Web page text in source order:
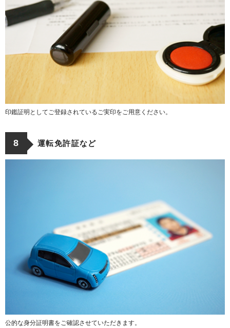
印鑑証明としてご登録されているご実印をご用意ください。
8 運転免許証など
公的な身分証明書をご確認させていただきます。